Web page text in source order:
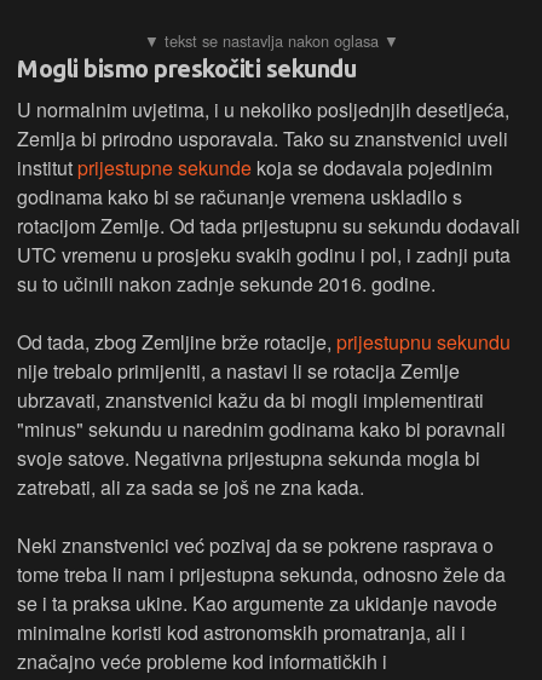
Mogli bismo preskočiti sekundu
U normalnim uvjetima, i u nekoliko posljednjih desetljeća,
Zemlja bi prirodno usporavala. Tako su znanstvenici uveli
institutprijestupne sekunde koja se dodavala pojedinim
godinama kako bi se računanje vremena uskladilo s
rotacijom Zemlje. Od tada prijestupnu su sekundu dodavali
UTC vremenu u prosjeku svakih godinu i pol, i zadnji puta
su to učinili nakon zadnje sekunde 2016. godine.
Od tada, zbog Zemljine brže rotacije, prijestupnu sekundu
nije trebalo primijeniti, a nastavi li se rotacija Zemlje
ubrzavati, znanstvenici kažu da bi mogli implementirati
"minus" sekundu u narednim godinama kako bi poravnali
svoje satove. Negativna prijestupna sekunda mogla bi
zatrebati, ali za sada se još ne zna kada.
Neki znanstvenici već pozivaj da se pokrene rasprava o
tome treba li nam i prijestupna sekunda, odnosno žele da
se i ta praksa ukine. Kao argumente za ukidanje navode
minimalne koristi kod astronomskih promatranja, ali i
značajno veće probleme kod informatičkih i